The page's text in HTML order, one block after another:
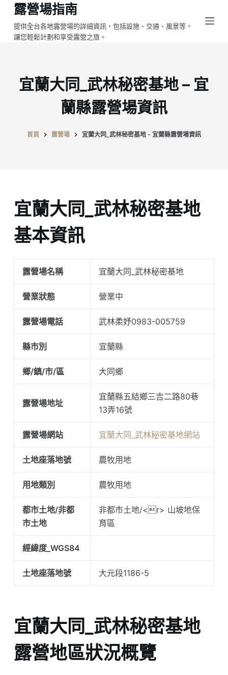
跳
至
主
露營場指南
提供全台各地露營場的詳細資訊，包括設施、交通、風景等，
讓您輕鬆計劃和享受露營之旅。
宜蘭大同_武林秘密基地 – 宜
蘭縣露營場資訊
首頁 露營場 宜蘭大同_武林秘密基地 - 宜蘭縣露營場資訊
宜蘭大同_武林秘密基地
基本資訊
露營場名稱 宜蘭大同_武林秘密基地
營業狀態 營業中
露營場電話 武林柔妤0983-005759
縣市別 宜蘭縣
鄉/鎮/市/區 大同鄉
露營場地址
宜蘭縣五結鄉三吉二路80巷
13弄16號
露營場網站 宜蘭大同_武林秘密基地網站
土地座落地號 農牧用地
用地類別 農牧用地
都市土地/非都
市土地
非都市土地/<r> 山坡地保
育區
經緯度_WGS84
土地座落地號 大元段1186-5
宜蘭大同_武林秘密基地
露營地區狀況概覽